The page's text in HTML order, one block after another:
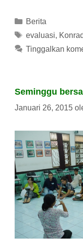
Kategori
Berita
Tag
evaluasi,
Tinggalkan
Seminggu
Januari 26, 2015